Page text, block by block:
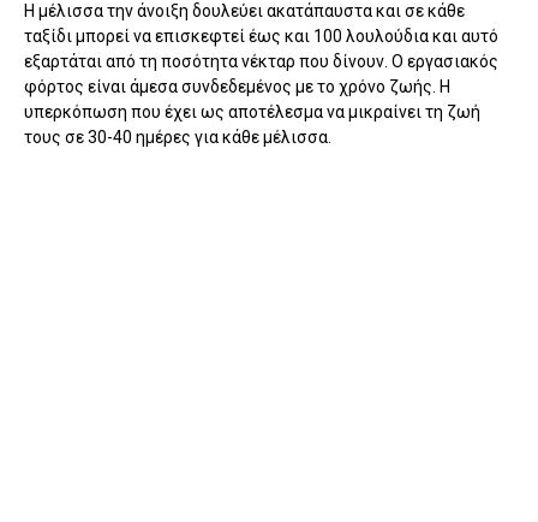
Η μέλισσα την άνοιξη δουλεύει ακατάπαυστα και σε κάθε
ταξίδι μπορεί να επισκεφτεί έως και 100 λουλούδια και αυτό
εξαρτάται από τη ποσότητα νέκταρ που δίνουν. Ο εργασιακός
φόρτος είναι άμεσα συνδεδεμένος με το χρόνο ζωής. Η
υπερκόπωση που έχει ως αποτέλεσμα να μικραίνει τη ζωή
τους σε 30-40 ημέρες για κάθε μέλισσα.